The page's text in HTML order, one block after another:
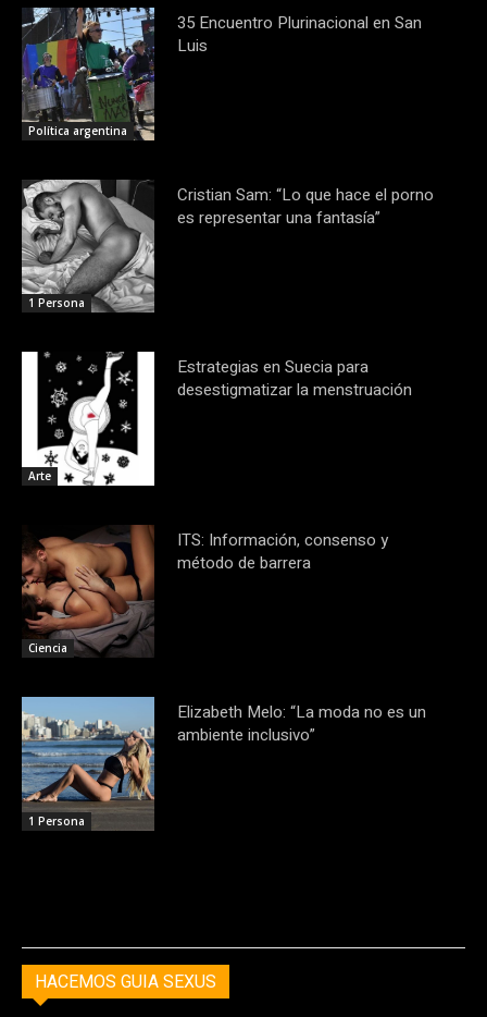
Política argentina
35 Encuentro Plurinacional en San
Luis
1 Persona
Cristian Sam: “Lo que hace el porno
es representar una fantasía”
Arte
Estrategias en Suecia para
desestigmatizar la menstruación
Ciencia
ITS: Información, consenso y
método de barrera
1 Persona
Elizabeth Melo: “La moda no es un
ambiente inclusivo”
HACEMOS GUIA SEXUS